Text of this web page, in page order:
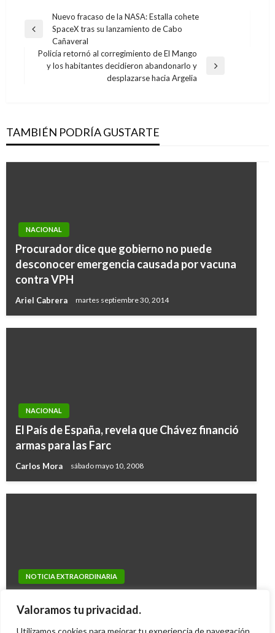
Valoramos tu privacidad.
Utilizamos cookies para mejorar tu experiencia de navegación,
Navegación
de
entradas
Entrada
Nuevo fracaso de la NASA: Estalla cohete
SpaceX tras su lanzamiento de Cabo
Cañaveral
Entrada
Policía retornó al corregimiento de El Mango
y los habitantes decidieron abandonarlo y
desplazarse hacia Argelia
TAMBIÉN PODRÍA GUSTARTE
NACIONAL
Procurador dice que gobierno no puede
desconocer emergencia causada por vacuna
contra VPH
Ariel Cabrera martes septiembre 30, 2014
NACIONAL
El País de España, revela que Chávez financió
armas para las Farc
Carlos Mora sábado mayo 10, 2008
NOTICIA EXTRAORDINARIA
sobre inicio de obras 4G en Santander
NOTICIA EXTRAORDINARIA
Banco Mundial revela que Colombia gastará
0,41% del PIB para atender migración